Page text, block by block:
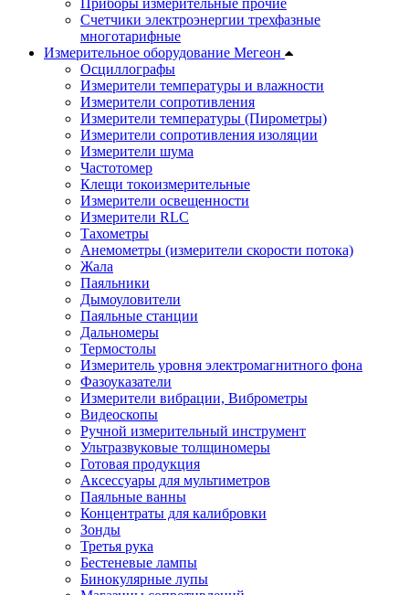
Приборы измерительные прочие
Счетчики электроэнергии трехфазные
многотарифные
Измерительное оборудование Мегеон
Осциллографы
Измерители температуры и влажности
Измерители сопротивления
Измерители температуры (Пирометры)
Измерители сопротивления изоляции
Измерители шума
Частотомер
Клещи токоизмерительные
Измерители освещенности
Измерители RLC
Тахометры
Анемометры (измерители скорости потока)
Жала
Паяльники
Дымоуловители
Паяльные станции
Дальномеры
Термостолы
Измеритель уровня электромагнитного фона
Фазоуказатели
Измерители вибрации, Виброметры
Видеоскопы
Ручной измерительный инструмент
Ультразвуковые толщиномеры
Готовая продукция
Аксессуары для мультиметров
Паяльные ванны
Концентраты для калибровки
Зонды
Третья рука
Бестеневые лампы
Бинокулярные лупы